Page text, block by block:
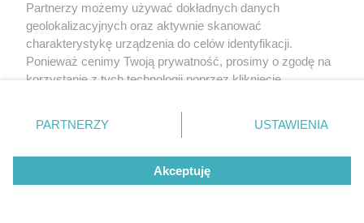
Partnerzy możemy używać dokładnych danych
geolokalizacyjnych oraz aktywnie skanować
charakterystykę urządzenia do celów identyfikacji.
Ponieważ cenimy Twoją prywatność, prosimy o zgodę na
korzystanie z tych technologii poprzez kliknięcie
zmienić/wycofać klikając przycisk ustawień prywatności
znajdujący się w lewym dolnym rogu strony
rodzaje przetwarzania danych nie wymagają zgody
użytkownika, ale masz prawo sprzeciwić się takiemu
przetwarzaniu. Preferencje będą miały zastosowanie tylko
PARTNERZY USTAWIENIA
Akceptuję